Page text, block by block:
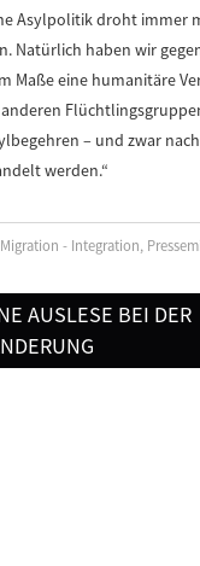
Asylpolitik droht immer
Natürlich haben wir
Maße eine humanitäre
– und zwar
werden.“
- Integration,
AUSLESE BEI DER